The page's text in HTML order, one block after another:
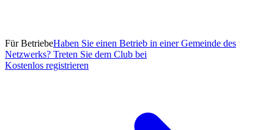
Für BetriebeHaben Sie einen Betrieb in einer Gemeinde des
Netzwerks? Treten Sie dem Club bei
Kostenlos registrieren